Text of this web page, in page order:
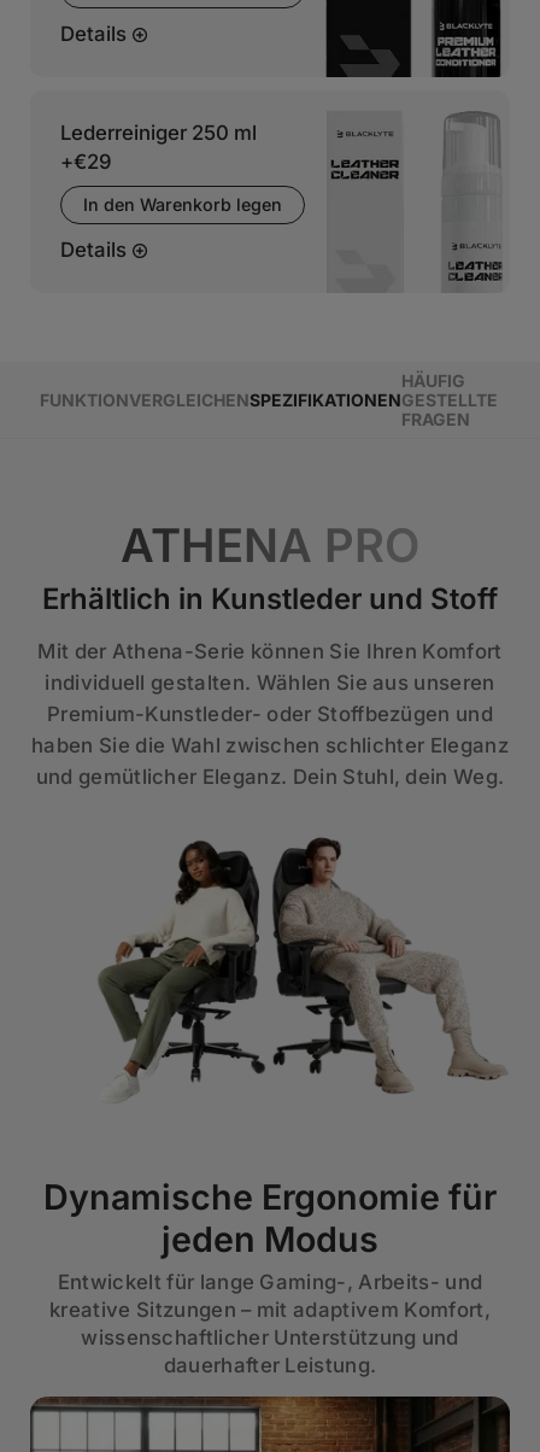
Details
Lederreiniger 250 ml
+€29
In den Warenkorb legen
Details
FUNKTIONVERGLEICHENSPEZIFIKATIONEN
HÄUFIG
GESTELLTE
FRAGEN
ATHENA PRO
Erhältlich in Kunstleder und Stoff
Mit der Athena-Serie können Sie Ihren Komfort
individuell gestalten. Wählen Sie aus unseren
Premium-Kunstleder- oder Stoffbezügen und
haben Sie die Wahl zwischen schlichter Eleganz
und gemütlicher Eleganz. Dein Stuhl, dein Weg.
Dynamische Ergonomie für
jeden Modus
Entwickelt für lange Gaming-, Arbeits- und
kreative Sitzungen – mit adaptivem Komfort,
wissenschaftlicher Unterstützung und
dauerhafter Leistung.